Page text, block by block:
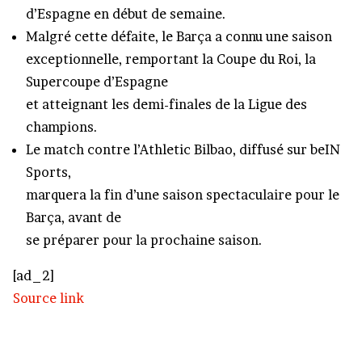
d’Espagne en début de semaine.
Malgré cette défaite, le Barça a connu une saison
exceptionnelle, remportant la Coupe du Roi, la
Supercoupe d’Espagne
et atteignant les demi-finales de la Ligue des
champions.
Le match contre l’Athletic Bilbao, diffusé sur beIN
Sports,
marquera la fin d’une saison spectaculaire pour le
Barça, avant de
se préparer pour la prochaine saison.
[ad_2]
Source link